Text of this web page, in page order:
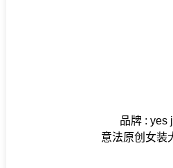
品牌 : yes
意法原创女装